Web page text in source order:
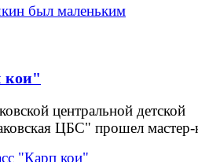
был маленьким
кои"
центральной детской
ЦБС" прошел мастер-
"Карп кои"